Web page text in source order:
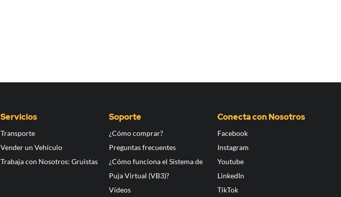
Servicios
Transporte
Vender un Vehículo
Trabaja con Nosotros: Gruistas
Soporte
¿Cómo comprar?
Preguntas frecuentes
¿Cómo funciona el Sistema de
Puja Virtual (VB3)?
Vídeos
Conecta con Nosotros
Facebook
Instagram
Youtube
LinkedIn
TikTok